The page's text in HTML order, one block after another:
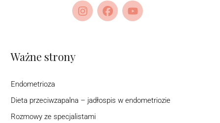
Ważne strony
Endometrioza
Dieta przeciwzapalna – jadłospis w endometriozie
Rozmowy ze specjalistami